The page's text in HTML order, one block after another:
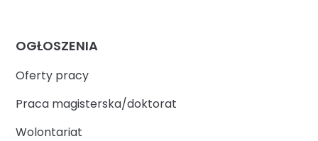
OGŁOSZENIA
Oferty pracy
Praca magisterska/doktorat
Wolontariat